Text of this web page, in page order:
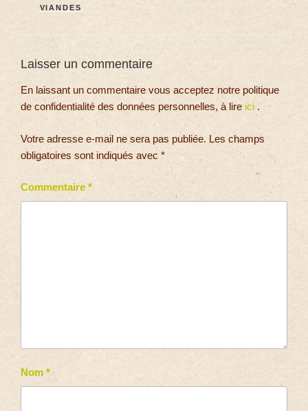
VIANDES
Laisser un commentaire
En laissant un commentaire vous acceptez notre politique
de confidentialité des données personnelles, à lire ici .
Votre adresse e-mail ne sera pas publiée. Les champs
obligatoires sont indiqués avec *
Commentaire *
Nom *